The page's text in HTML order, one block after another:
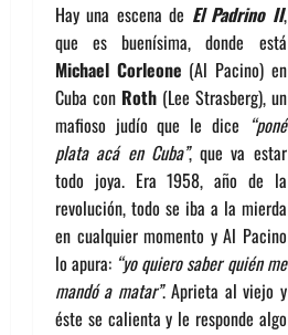
Hay una escena de El Padrino II,
que es buenísima, donde está
Michael Corleone (Al Pacino) en
Cuba con Roth (Lee Strasberg), un
mafioso judío que le dice “poné
plata acá en Cuba”, que va estar
todo joya. Era 1958, año de la
revolución, todo se iba a la mierda
en cualquier momento y Al Pacino
lo apura: “yo quiero saber quién me
mandó a matar”. Aprieta al viejo y
éste se calienta y le responde algo